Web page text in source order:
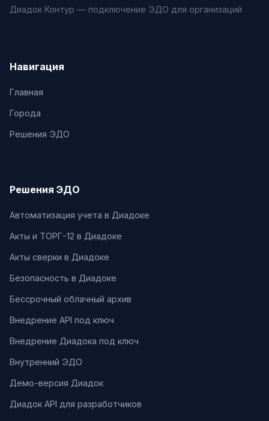
Диадок Контур — подключение ЭДО для организаций
Навигация
Главная
Города
Решения ЭДО
Решения ЭДО
Автоматизация учета в Диадоке
Акты и ТОРГ-12 в Диадоке
Акты сверки в Диадоке
Безопасность в Диадоке
Бессрочный облачный архив
Внедрение API под ключ
Внедрение Диадока под ключ
Внутренний ЭДО
Демо-версия Диадок
Диадок API для разработчиков